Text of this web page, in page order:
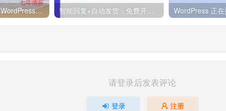
七年博客正式启用WordPress程序 智能回复+自动发货：免费开源的闲鱼神器！
请登录后发表评论
登录 注册